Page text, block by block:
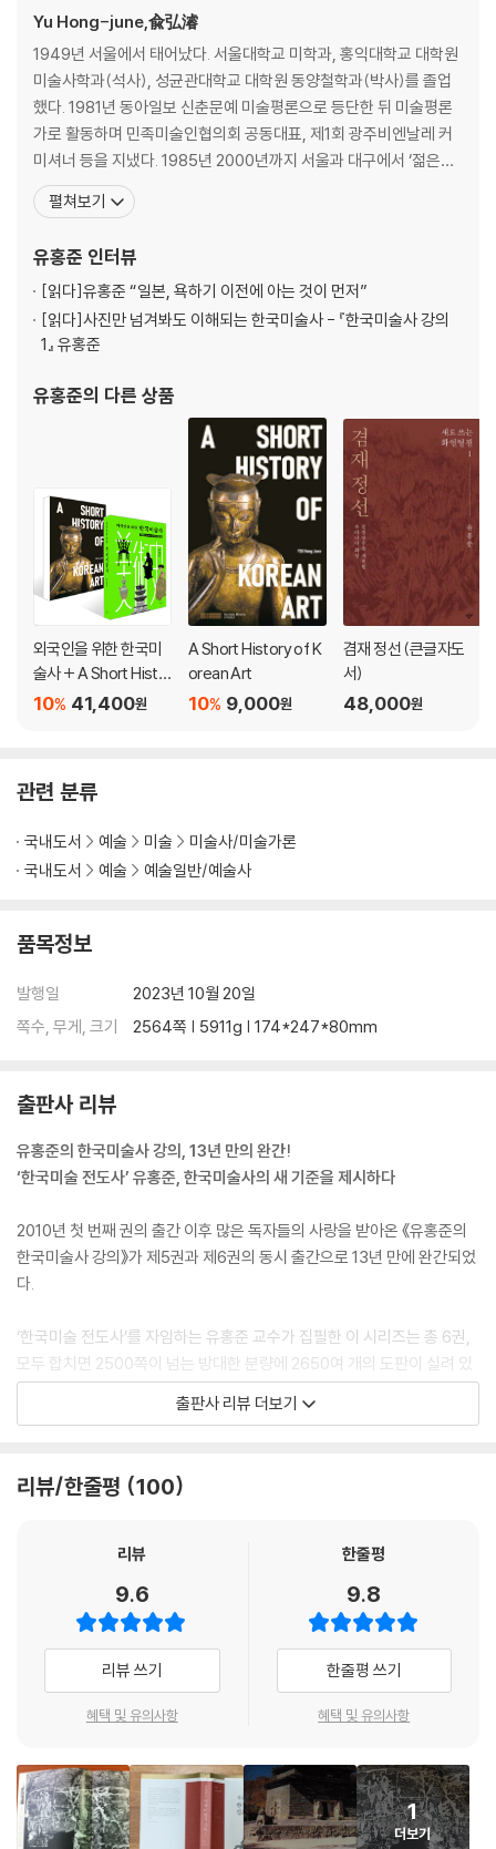
[도서] 유홍준의 한국미술사 강의 4 : 조선: 건축 불교미술 능묘조각 민속
『유홍준의 한국미술사 강의』 네 번째 권은 조선시대 건축, 불교미술, 능묘
조각, 민속미술을 다룬다. 이번 권의 가장 큰 특징은 그동안 미술사의 체계
에서 소외되었던 분야들을 대거 부각하여 정식으로 서술하였다는 점이다.
건축 파트에서는 서울의 종묘를 시작으로 조선의 다섯 궁궐과 한양도성 등
조선왕조의 핵심적인 건축물들을 고루 다루는 것은 물론, 그동안 주목받지
못했던 조선시대 관아도 집중 조명한다.
[도서] 유홍준의 한국미술사 강의 5 : 조선: 도자
『유홍준의 한국미술사 강의』 제5권은 예로부터 한국미의 정수로 칭송되
어 왔고, 그만큼 많은 애호가들의 사랑을 받아온 조선 도자가 주제이다. 분
청사기와 백자, 도기 등 조선시대 도자 전반을 다루었는데, 특히 백자는 시
대별로 그 특유의 미감과 양식을 파악할 수 있도록 구성하였다. 질박한 아
름다움의 분청사기, 순백색의 둥글고 어진 맛의 백자 달항아리, 한 폭의 그
[도서] 유홍준의 한국미술사 강의 6 : 조선: 공예, 생활·장식미술
『유홍준의 한국미술사 강의』 제6권은 조선시대 공예를 다루었다. 공예는
삶을 아름답게 꾸미기 위한 인간 노력의 산물이다. 이 책에서는 조선시대
공예를 사용자를 기준으로 왕실공예, 규방공예, 선비공예, 민속공예의 네
개 분야로 나누어 각 분야마다의 고유한 아름다움을 여실히 보여준다. 또
한 익명성 때문에 미술사에서 본격적으로 다루어지지 못했던 장식화, 민화
그리고 자수까지 ‘생활·장식미술’이란 이름으로 미술사의 체제로 편입하였
다.
Yu Hong-june,兪弘濬
1949년 서울에서 태어났다. 서울대학교 미학과, 홍익대학교 대학원
미술사학과(석사), 성균관대학교 대학원 동양철학과(박사)를 졸업
했다. 1981년 동아일보 신춘문예 미술평론으로 등단한 뒤 미술평론
가로 활동하며 민족미술인협의회 공동대표, 제1회 광주비엔날레 커
미셔너 등을 지냈다. 1985년 2000년까지 서울과 대구에서 ‘젊은이
를 위한 한국미술사’ 공개강좌를 십여 차례 갖고 ‘한국문화유산답사
회’ 대표를 맡았다. 영남대 교수 및 박물관장, 문화재청장, 한국학중
펼쳐보기
유홍준 인터뷰
[읽다]유홍준 “일본, 욕하기 이전에 아는 것이 먼저”
[읽다]사진만 넘겨봐도 이해되는 한국미술사 - 『한국미술사 강의
1』 유홍준
유홍준의 다른 상품
외국인을 위한 한국미
술사 + A Short Histo
ry of Korean Art 세트
41,400원
10%
A Short History of K
orean Art
9,000원
10%
겸재 정선 (큰글자도
서)
48,000원
관련 분류
국내도서 예술 미술
미술사/미술가론
국내도서
예술 예술일반/예술사
품목정보
발행일
2023년 10월 20일
쪽수, 무게, 크기
2564쪽 | 5911g | 174*247*80mm
출판사 리뷰
유홍준의 한국미술사 강의, 13년 만의 완간!
‘한국미술 전도사’ 유홍준, 한국미술사의 새 기준을 제시하다
2010년 첫 번째 권의 출간 이후 많은 독자들의 사랑을 받아온 《유홍준의
한국미술사 강의》가 제5권과 제6권의 동시 출간으로 13년 만에 완간되었
다.
‘한국미술 전도사’를 자임하는 유홍준 교수가 집필한 이 시리즈는 총 6권,
모두 합치면 2500쪽이 넘는 방대한 분량에 2650여 개의 도판이 실려 있
다. 제1권 ‘선사, 삼국, 발해’편을 시작으로 제6권 ‘조선: 공예, 생활·장식미
술’까지 한국미술사의 흐름을 일목요연하게 정리한 것은 물론, 각 시대를
이 시리즈는 교양과 상식으로서 한국미술사를 이해하고자 하는 일반인과
징에 맞는 체제로 분류하고 미술사의 큰 틀에서 각 유물이 이해되도록 서
당시의 사진을 곁들여 내용을 이해하는 데 도움이 되도록 했다.
그간 한국미술사의 특정 시대 혹은 한 분야에 집중한 책은 여럿 있었으나,
이렇게 한 명의 저자가 일관된 시각으로 한국미술 전반을 다룬 통사를 쓴
경우는 매우 드물다는 점에서 이번 완간의 의미는 더욱 크다. 그간 학계가
준이 될 것이다.
출판사 리뷰 더보기
리뷰/한줄평 100
리뷰
9.6
리뷰 쓰기
혜택 및 유의사항
한줄평
9.8
한줄평 쓰기
혜택 및 유의사항
1
더보기